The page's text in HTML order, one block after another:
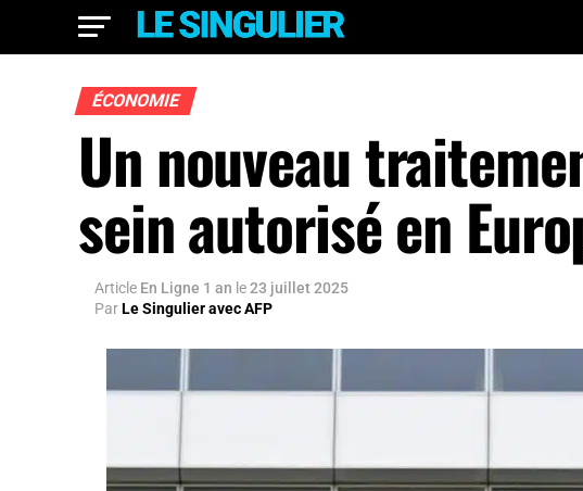
ÉCONOMIE
Un nouveau
sein autorisé en
Article En Ligne 1 an le23 juillet 2025
ParLe Singulier avec AFP